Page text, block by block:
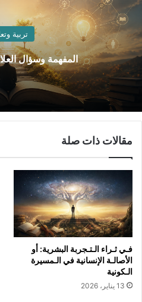
تربية
المفهمة وسؤال
مقالات ذات صلة
فـي ثـراء الـتـجربة البشرية: أو
الأصالـة الإنسانية في الـمسيرة
الـكونية
13 يناير، 2026